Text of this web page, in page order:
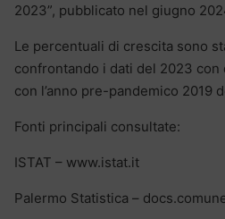
2023”, pubblicato nel giugno
Le percentuali di crescita sono
confrontando i dati del 2023
con l’anno pre-pandemico 2019
Fonti principali consultate:
ISTAT – www.istat.it
Palermo Statistica –